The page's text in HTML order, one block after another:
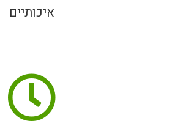
איכותיים